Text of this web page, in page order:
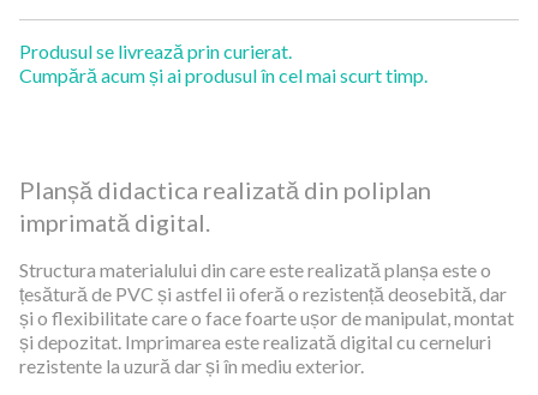
Produsul se livrează prin curierat.
Cumpără acum și ai produsul în cel mai scurt timp.
Planșă didactica realizată din poliplan
imprimată digital.
Structura materialului din care este realizată planșa este o
țesătură de PVC și astfel ii oferă o rezistență deosebită, dar
și o flexibilitate care o face foarte ușor de manipulat, montat
și depozitat. Imprimarea este realizată digital cu cerneluri
rezistente la uzură dar și în mediu exterior.